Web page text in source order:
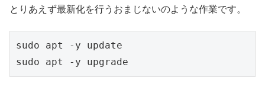
とりあえず最新化を行うおまじないのような作業です。
sudo apt -y update
sudo apt -y upgrade